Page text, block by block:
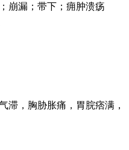
崩漏；带下；痈肿溃疡
滞，胸胁胀痛，胃脘痞满，